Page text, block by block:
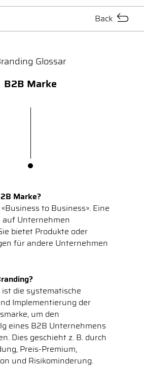
Back
Glossar
B2B Marke
Marke?
to Business». Eine
Unternehmen
bietet Produkte oder
für andere Unternehmen
die systematische
Implementierung der
um den
eines B2B Unternehmens
Dies geschieht z. B. durch
Preis-Premium,
und Risikominderung.